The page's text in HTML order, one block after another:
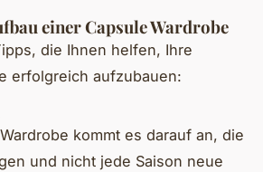
einer Capsule Wardrobe
die Ihnen helfen, Ihre
erfolgreich aufzubauen:
kommt es darauf an, die
und nicht jede Saison neue